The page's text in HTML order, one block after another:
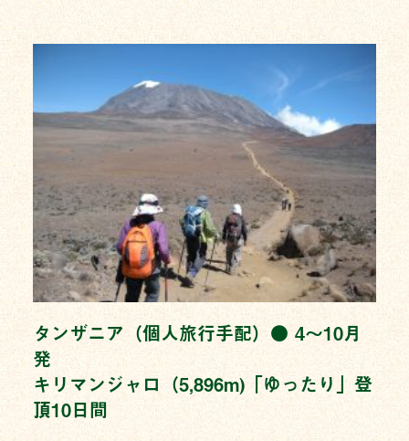
タンザニア（個人旅行手配）● 4〜10月
発
キリマンジャロ（5,896m)「ゆったり」登
頂10日間